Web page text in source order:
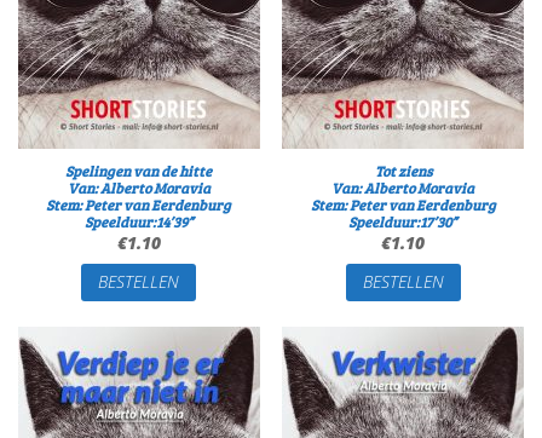
Spelingen van de hitte
Van: Alberto Moravia
Stem: Peter van Eerdenburg
Speelduur:14’39”
€1.10
BESTELLEN
Tot ziens
Van: Alberto Moravia
Stem: Peter van Eerdenburg
Speelduur:17’30”
€1.10
BESTELLEN